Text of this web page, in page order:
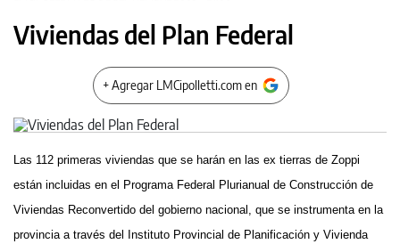
Viviendas del Plan Federal
+ Agregar LMCipolletti.com en
Las 112 primeras viviendas que se harán en las ex tierras de Zoppi
están incluidas en el Programa Federal Plurianual de Construcción de
Viviendas Reconvertido del gobierno nacional, que se instrumenta en la
provincia a través del Instituto Provincial de Planificación y Vivienda